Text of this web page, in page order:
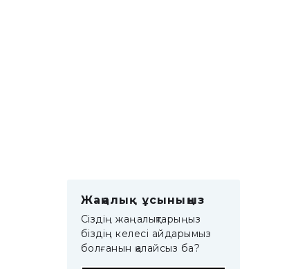
Жаңалық ұсыныңыз
Сіздің жаңалықтарыңыз
біздің келесі айдарымыз
болғанын қалайсыз ба?